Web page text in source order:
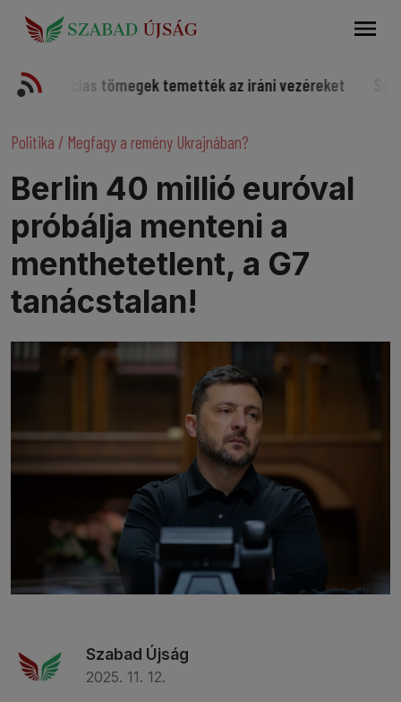
tömegek temették az iráni vezéreket Somorjai
Politika / Megfagy a remény Ukrajnában?
Berlin 40 millió euróval
próbálja menteni a
menthetetlent, a G7
tanácstalan!
Szabad Újság
2025. 11. 12.